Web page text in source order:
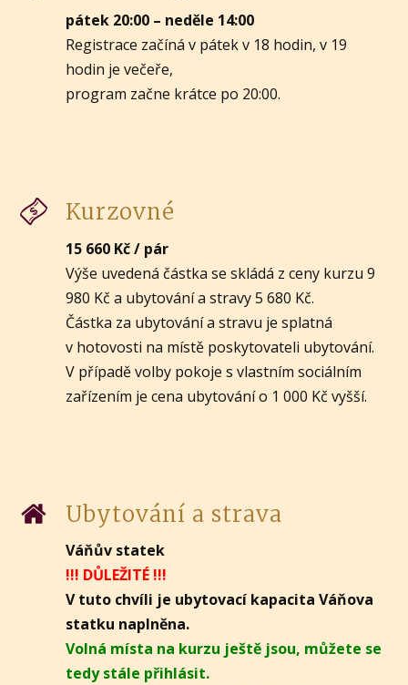
pátek 20:00 – neděle 14:00
Registrace začíná v pátek v 18 hodin, v 19
hodin je večeře,
program začne krátce po 20:00.
Kurzovné
15 660 Kč / pár
Výše uvedená částka se skládá z ceny kurzu 9
980 Kč a ubytování a stravy 5 680 Kč.
Částka za ubytování a stravu je splatná
v hotovosti na místě poskytovateli ubytování.
V případě volby pokoje s vlastním sociálním
zařízením je cena ubytování o 1 000 Kč vyšší.
Ubytování a strava
Váňův statek
!!! DŮLEŽITÉ !!!
V tuto chvíli je ubytovací kapacita Váňova
statku naplněna.
Volná místa na kurzu ještě jsou, můžete se
tedy stále přihlásit.